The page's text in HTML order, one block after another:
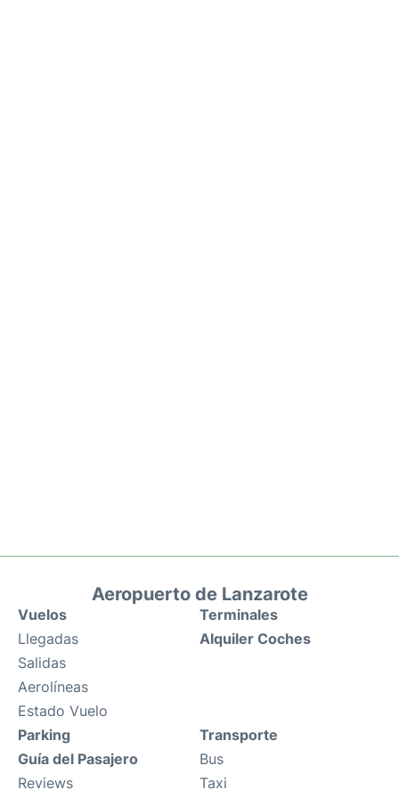
Aeropuerto de Lanzarote
Vuelos
Llegadas
Salidas
Aerolíneas
Estado Vuelo
Terminales
Alquiler Coches
Parking
Guía del Pasajero
Reviews
Transporte
Bus
Taxi